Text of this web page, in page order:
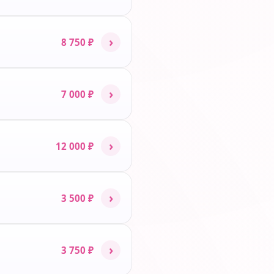
8 750 ₽ ›
7 000 ₽ ›
12 000 ₽ ›
3 500 ₽ ›
3 750 ₽ ›